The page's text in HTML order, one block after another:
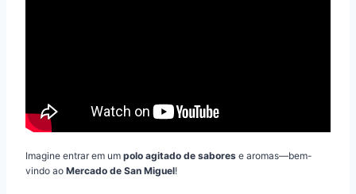
Imagine entrar em um polo agitado de sabores e aromas—bem-
vindo ao Mercado de San Miguel!